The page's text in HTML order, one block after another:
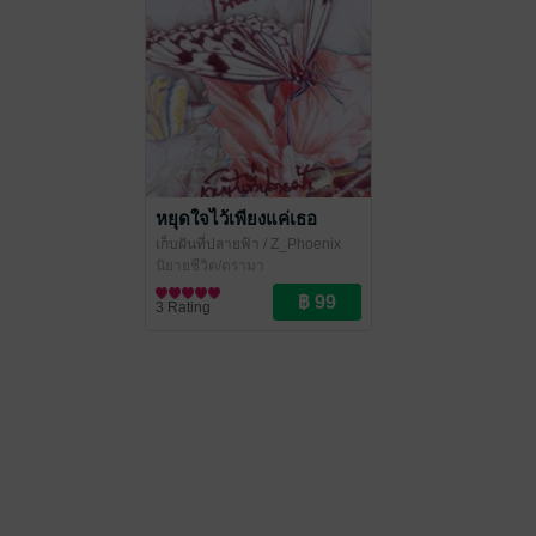
หยุดใจไว้เพียงแค่เธอ
เก็บฝันที่ปลายฟ้า / Z_Phoenix
นิยายชีวิต/ดรามา
3 Rating